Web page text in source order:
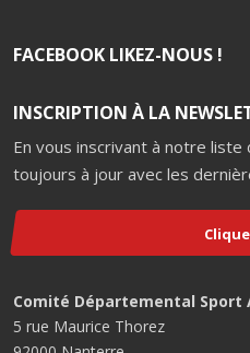
FACEBOOK LIKEZ-NOUS !
INSCRIPTION À LA
En vous inscrivant à notre
toujours à jour avec les
Comité Départemental Sport
5 rue Maurice Thorez